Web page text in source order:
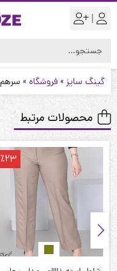
|
گینگ سایز »فروشگاه »
محصولات مرتبط
٪23